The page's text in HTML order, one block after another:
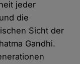
jeder
die
Sicht der
Gandhi.